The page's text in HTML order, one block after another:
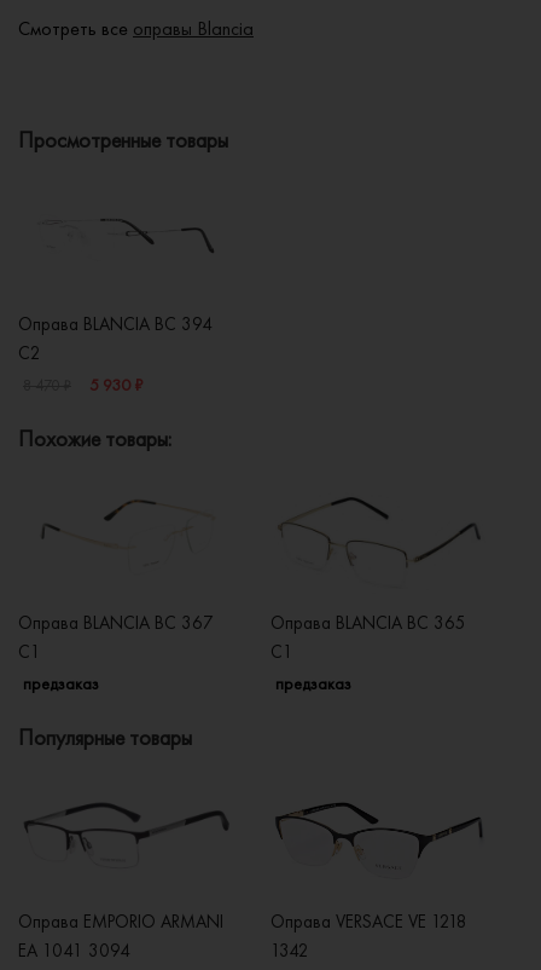
Смотреть все оправы Blancia
Просмотренные товары
Оправа BLANCIA BC 394
C2
5 930 ₽
Похожие товары:
Оправа BLANCIA BC 367
C1
предзаказ
Оправа BLANCIA BC 365
C1
предзаказ
Популярные товары
Оправа EMPORIO ARMANI
EA 1041 3094
Оправа VERSACE VE 1218
1342